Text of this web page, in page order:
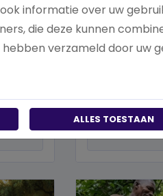
bij je
Is een goed
manieren om
Wanneer je
je natuurlijk
terechtkomt. Of je
informatie over uw
die deze kunnen
verzameld door uw
ALLES TOESTAAN